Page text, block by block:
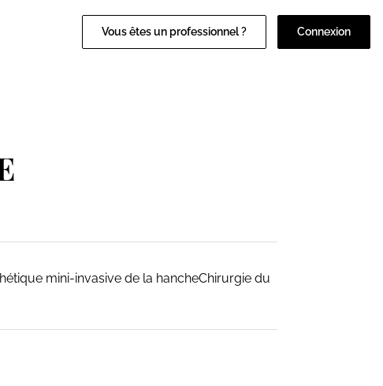
Vous êtes un professionnel ? Connexion
mini-invasive de la hancheChirurgie du